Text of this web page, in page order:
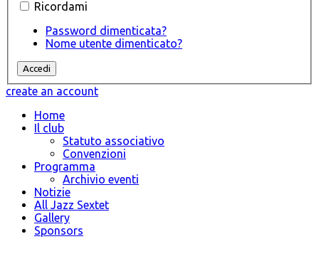
Ricordami
Password dimenticata?
Nome utente dimenticato?
create an account
Home
Il club
Statuto associativo
Convenzioni
Programma
Archivio eventi
Notizie
All Jazz Sextet
Gallery
Sponsors